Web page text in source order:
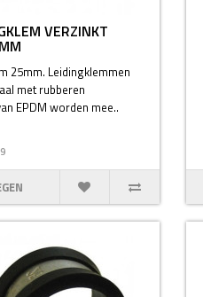
VERZINKT
25mm. Leidingklemmen
met rubberen
EPDM worden mee..